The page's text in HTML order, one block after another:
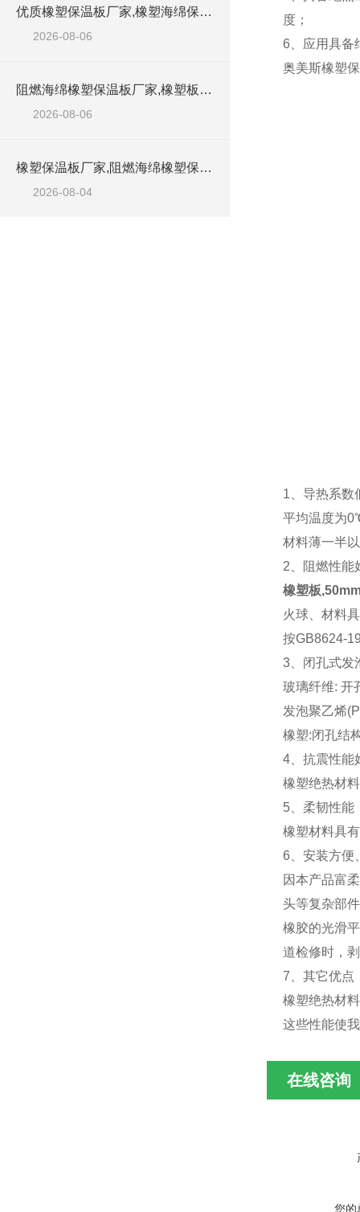
优质橡塑保温板厂家,橡塑海绵保温材料供货商
2026-08-06
阻燃海绵橡塑保温板厂家,橡塑板厂家销售点
2026-08-06
橡塑保温板厂家,阻燃海绵橡塑保温板厂家出售
2026-08-04
度；
6、应用具备
奥美斯橡塑
1、导热系数
平均温度为
材料薄一半
2、阻燃性能
橡塑板
火球、材料
按GB8624-
3、闭孔式发
玻璃纤维: 开
发泡聚乙烯
橡塑:闭孔结
4、抗震性能
橡塑绝热材
5、柔韧性能
橡塑材料具
6、安装方便
因本产品富
头等复杂部
橡胶的光滑
道检修时，
7、其它优点
橡塑绝热材
这些性能使
在线咨询
您的